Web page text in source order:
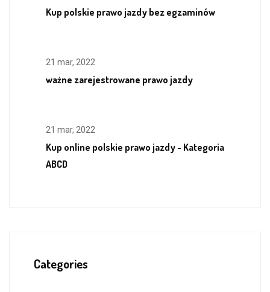
Kup polskie prawo jazdy bez egzaminów
21 mar, 2022
ważne zarejestrowane prawo jazdy
21 mar, 2022
Kup online polskie prawo jazdy - Kategoria
ABCD
Categories